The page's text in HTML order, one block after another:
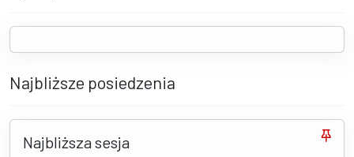
Najbliższe posiedzenia
Najbliższa sesja